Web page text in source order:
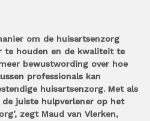
om de huisartsenzorg
te houden en de kwaliteit te
bewustwording over hoe
professionals kan
huisartsenzorg. Met als
juiste hulpverlener op het
zegt Maud van Vlerken,